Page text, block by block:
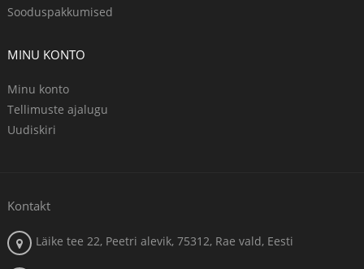
Sooduspakkumised
MINU KONTO
Minu konto
Tellimuste ajalugu
Uudiskiri
Kontakt
Läike tee 22, Peetri alevik, 75312, Rae vald, Eesti